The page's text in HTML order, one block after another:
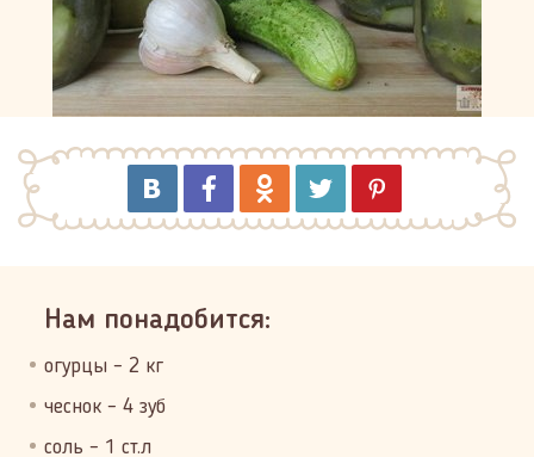
Нам понадобится:
огурцы – 2 кг
чеснок – 4 зуб
соль – 1 ст.л